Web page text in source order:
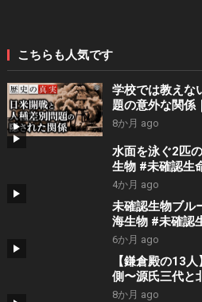
こちらも人気です
学校では教えな
題の意外な関係
8か月 ago
水面を泳ぐ2匹
生物 #未確認生
4か月 ago
未確認生物ブ
海生物 #未確認
6か月 ago
【鎌倉殿の13
側〜源氏三代と
善行
8か月 ago